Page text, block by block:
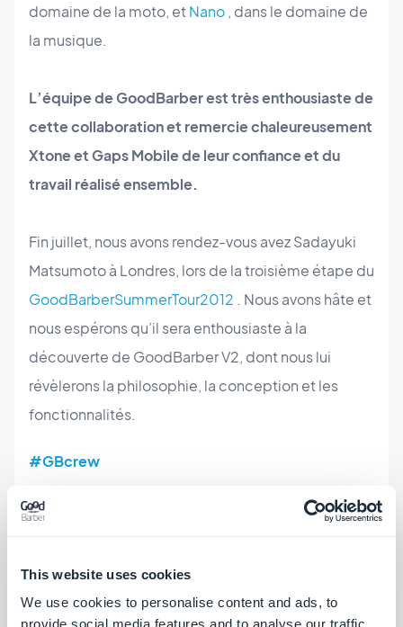
This website uses cookies
We use cookies to personalise content and ads, to
provide social media features and to analyse our traffic.
domaine de la moto, etNano , dans le domaine de
la musique.
L’équipe de GoodBarber est très enthousiaste de
cette collaboration et remercie chaleureusement
Xtone et Gaps Mobile de leur confiance et du
travail réalisé ensemble.
Fin juillet, nous avons rendez-vous avez Sadayuki
Matsumoto à Londres, lors de la troisième étape du
GoodBarberSummerTour2012 . Nous avons hâte et
nous espérons qu’il sera enthousiaste à la
découverte de GoodBarber V2, dont nous lui
révèlerons la philosophie, la conception et les
fonctionnalités.
#GBcrew